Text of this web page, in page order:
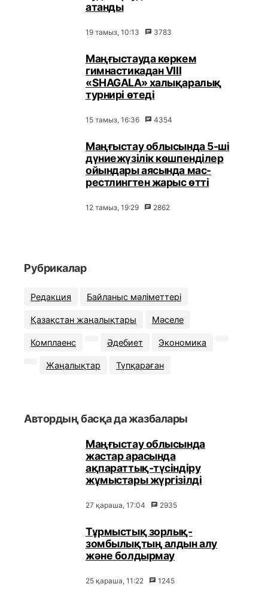
атанды
19 тамыз, 10:13 3783
Маңғыстауда көркем
гимнастикадан VIII
«SHAGALA» халықаралық
турнирі өтеді
15 тамыз, 16:36 4354
Маңғыстау облысында 5-ші
дүниежүзілік көшпенділер
ойындары аясында мас-
рестлингтен жарыс өтті
12 тамыз, 19:29 2862
Рубрикалар
Редакция Байланыс мәліметтері
Қазақстан жаңалықтары Мәселе
Комплаенс Әдебиет Экономика
Жаңалықтар Түпқараған
Автордың басқа да жазбалары
Маңғыстау облысында
жастар арасында
ақпараттық-түсіндіру
жұмыстары жүргізілді
27 қараша, 17:04 2935
Тұрмыстық зорлық-
зомбылықтың алдын алу
және болдырмау
25 қараша, 11:22 1245